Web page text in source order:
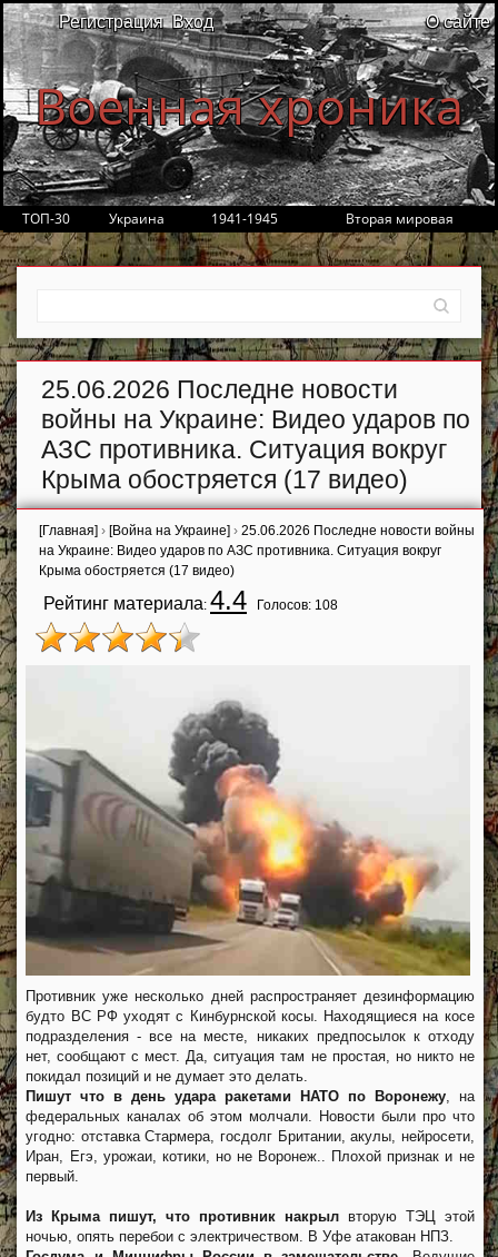
Регистрация Вход О сайте
Военная хроника
ТОП-30 Украина 1941-1945 Вторая мировая
25.06.2026 Последне новости
войны на Украине: Видео ударов по
АЗС противника. Ситуация вокруг
Крыма обостряется (17 видео)
[Главная] › [Война на Украине] › 25.06.2026 Последне новости войны
на Украине: Видео ударов по АЗС противника. Ситуация вокруг
Крыма обостряется (17 видео)
Рейтинг материала: 4.4 Голосов: 108
Противник уже несколько дней распространяет дезинформацию
будто ВС РФ уходят с Кинбурнской косы. Находящиеся на косе
подразделения - все на месте, никаких предпосылок к отходу
нет, сообщают с мест. Да, ситуация там не простая, но никто не
покидал позиций и не думает это делать.
Пишут что в день удара ракетами НАТО по Воронежу, на
федеральных каналах об этом молчали. Новости были про что
угодно: отставка Стармера, госдолг Британии, акулы, нейросети,
Иран, Егэ, урожаи, котики, но не Воронеж.. Плохой признак и не
первый.
Из Крыма пишут, что противник накрылвторую ТЭЦ этой
ночью, опять перебои с электричеством. В Уфе атакован НПЗ.